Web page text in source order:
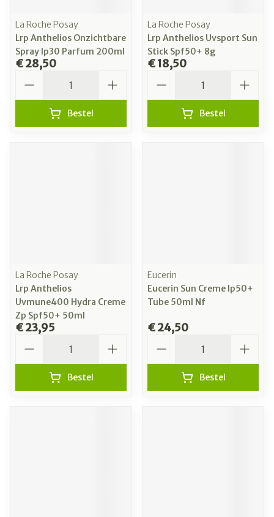
La Roche Posay
Lrp Anthelios Onzichtbare
Spray Ip30 Parfum 200ml
€ 28,50
Bestel
La Roche Posay
Lrp Anthelios Uvsport Sun
Stick Spf50+ 8g
€ 18,50
Bestel
La Roche Posay
Lrp Anthelios
Uvmune400 Hydra Creme
Zp Spf50+ 50ml
€ 23,95
Bestel
Eucerin
Eucerin Sun Creme Ip50+
Tube 50ml Nf
€ 24,50
Bestel